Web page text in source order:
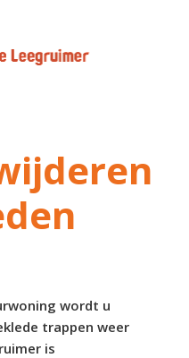
wordt u
trappen weer
is